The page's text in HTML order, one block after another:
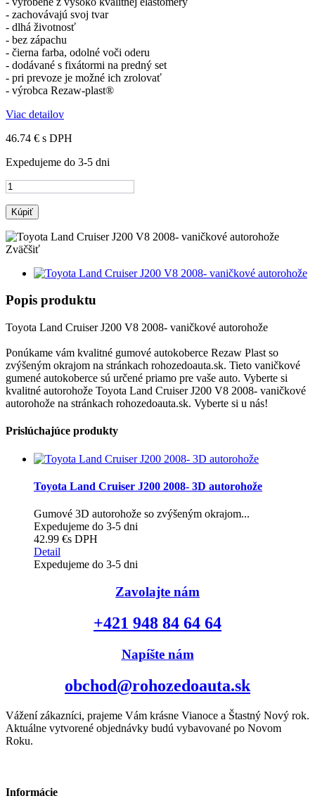
- zachovávajú svoj tvar
- dlhá životnosť
- bez zápachu
- čierna farba, odolné voči oderu
- dodávané s fixátormi na predný set
- pri prevoze je možné ich zrolovať
- výrobca Rezaw-plast®
Viac detailov
46.74 € s DPH
Expedujeme do 3-5 dni
Kúpiť
Zväčšiť
Popis produktu
Toyota Land Cruiser J200 V8 2008- vaničkové autorohože
Ponúkame vám kvalitné gumové autokoberce Rezaw Plast so
zvýšeným okrajom na stránkach rohozedoauta.sk. Tieto vaničkové
gumené autokoberce sú určené priamo pre vaše auto. Vyberte si
kvalitné autorohože Toyota Land Cruiser J200 V8 2008- vaničkové
autorohože na stránkach rohozedoauta.sk. Vyberte si u nás!
Prislúchajúce produkty
Toyota Land Cruiser J200 2008- 3D autorohože
Gumové 3D autorohože so zvýšeným okrajom...
Expedujeme do 3-5 dni
42.99 €s DPH
Detail
Expedujeme do 3-5 dni
Zavolajte nám
+421 948 84 64 64
Napíšte nám
obchod@rohozedoauta.sk
Vážení zákazníci, prajeme Vám krásne Vianoce a Štastný Nový rok.
Aktuálne vytvorené objednávky budú vybavované po Novom
Roku.
Informácie